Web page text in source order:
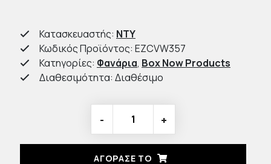
Κατασκευαστής: NTY
Κωδικός Προϊόντος: EZCVW357
Κατηγορίες: Φανάρια, Box Now Products
Διαθεσιμότητα: Διαθέσιμο
- +
ΑΓΟΡΑΣΈ ΤΟ